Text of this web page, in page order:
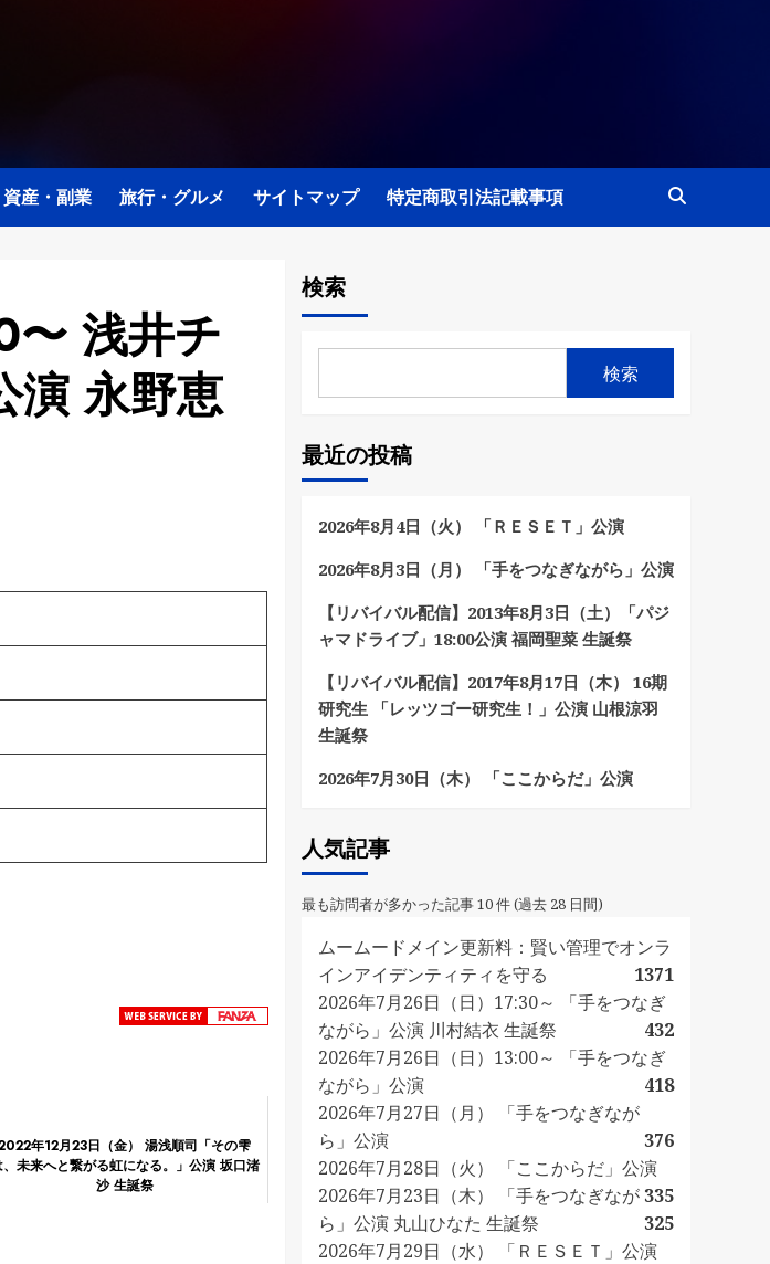
産・副業 旅行・グルメ サイトマップ 特定商取引法記載事項
浅井チ
演 永野恵
年12月23日（金） 湯浅順司「その雫
、未来へと繋がる虹になる。」公演 坂口渚
沙 生誕祭
検索
検索
最近の投稿
2026年8月4日（火） 「ＲＥＳＥＴ」公演
2026年8月3日（月） 「手をつなぎながら」公演
【リバイバル配信】2013年8月3日（土）「パジ
ャマドライブ」18:00公演 福岡聖菜 生誕祭
【リバイバル配信】2017年8月17日（木） 16期
研究生 「レッツゴー研究生！」公演 山根涼羽
生誕祭
2026年7月30日（木） 「ここからだ」公演
人気記事
最も訪問者が多かった記事 10 件 (過去 28 日間)
ムームードメイン更新料：賢い管理でオンラ
インアイデンティティを守る
1371
2026年7月26日（日）17:30～ 「手をつなぎ
ながら」公演 川村結衣 生誕祭
432
2026年7月26日（日）13:00～ 「手をつなぎ
ながら」公演
418
2026年7月27日（月） 「手をつなぎなが
ら」公演
376
2026年7月28日（火） 「ここからだ」公演
335
2026年7月23日（木） 「手をつなぎなが
ら」公演 丸山ひなた 生誕祭
325
2026年7月29日（水） 「ＲＥＳＥＴ」公演